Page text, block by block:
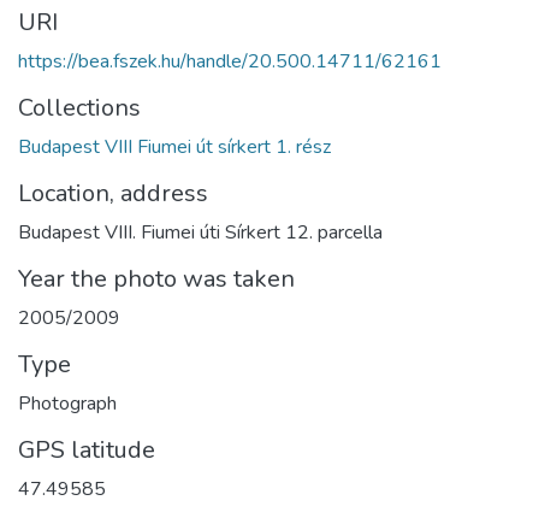
URI
https://bea.fszek.hu/handle/20.500.14711/62161
Collections
Budapest VIII Fiumei út sírkert 1. rész
Location, address
Budapest VIII. Fiumei úti Sírkert 12. parcella
Year the photo was taken
2005/2009
Type
Photograph
GPS latitude
47.49585